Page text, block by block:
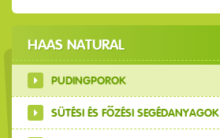
HAAS NATURAL
PUDINGPOROK
SÜTÉSI ÉS FŐZÉSI SEGÉDANYAGOK